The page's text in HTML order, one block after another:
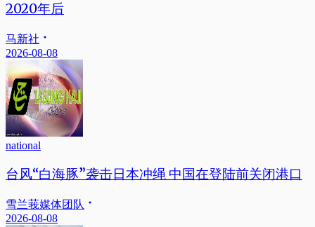
2020年后
马新社
2026-08-08
national
台风“白海豚”袭击日本冲绳 中国在登陆前关闭港口
雪兰莪媒体团队
2026-08-08